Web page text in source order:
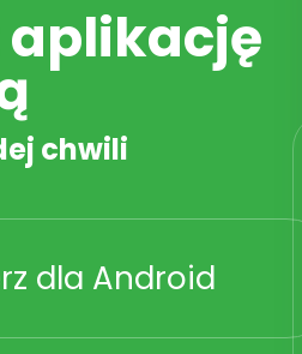
aplikację
chwili
dla Android